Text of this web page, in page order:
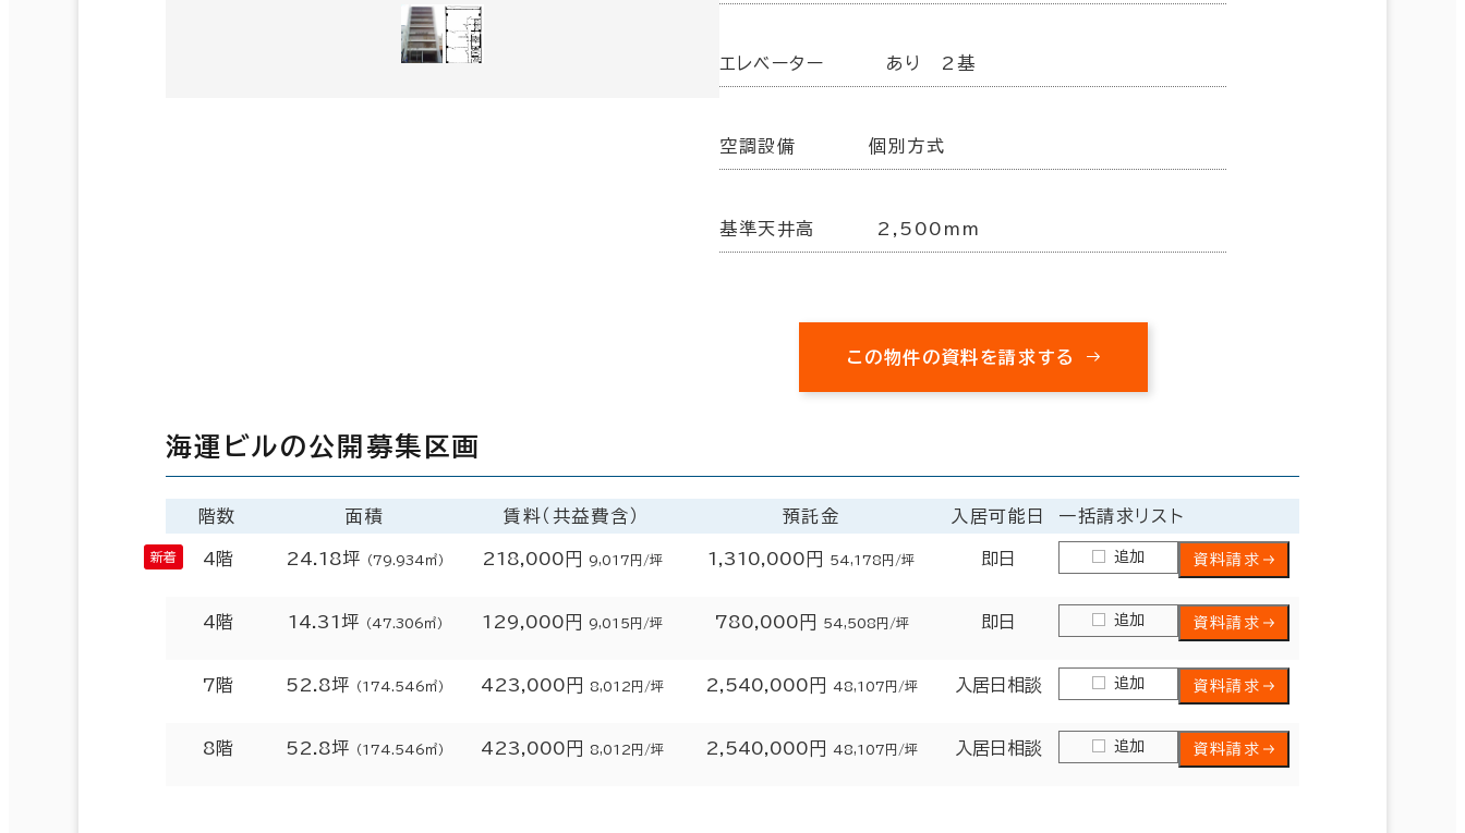
エレベーター あり 2基
空調設備 個別方式
基準天井高 2,500mm
この物件の資料を請求する
海運ビルの公開募集区画
階数 面積 賃料（共益費含） 預託金 入居可能日 一括請求リスト
4階 24.18坪 （79.934㎡） 218,000円 9,017円/坪 1,310,000円 54,178円/坪 即日 追加 資料請求
4階 14.31坪 （47.306㎡） 129,000円 9,015円/坪 780,000円 54,508円/坪 即日 追加 資料請求
7階 52.8坪 （174.546㎡） 423,000円 8,012円/坪 2,540,000円 48,107円/坪 入居日相談 追加 資料請求
8階 52.8坪 （174.546㎡） 423,000円 8,012円/坪 2,540,000円 48,107円/坪 入居日相談 追加 資料請求